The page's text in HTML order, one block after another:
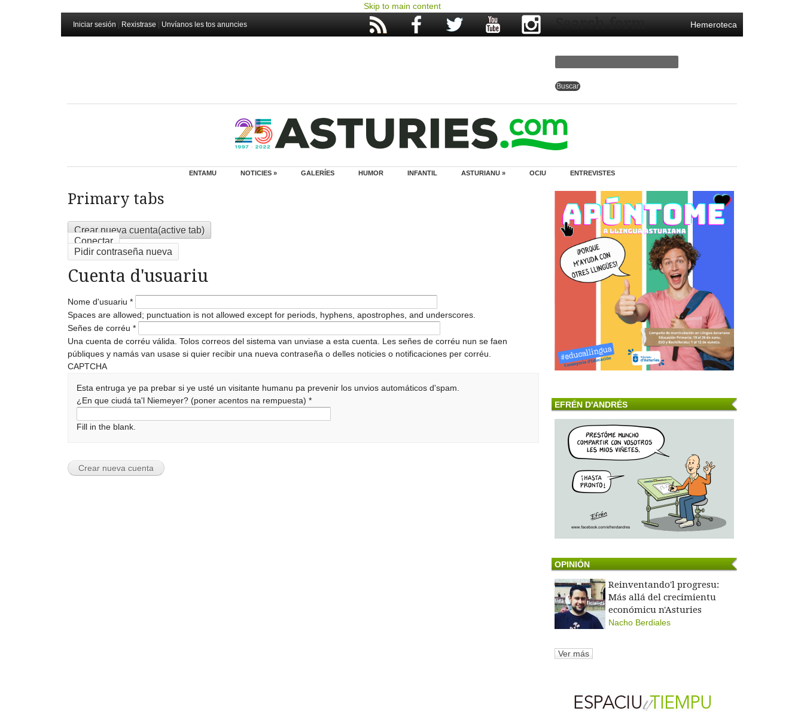
Skip to main content
Iniciar sesión Rexistrase Unvíanos les tos anuncies Hemeroteca
Search form
ENTAMU NOTICIES » GALERÍES HUMOR INFANTIL ASTURIANU » OCIU ENTREVISTES
Primary tabs
Crear nueva cuenta(active tab)
Conectar
Pidir contraseña nueva
Cuenta d'usuariu
Nome d'usuariu *
Spaces are allowed; punctuation is not allowed except for periods, hyphens, apostrophes, and underscores.
Señes de corréu *
Una cuenta de corréu válida. Tolos correos del sistema van unviase a esta cuenta. Les señes de corréu nun se faen
públiques y namás van usase si quier recibir una nueva contraseña o delles noticies o notificaciones per corréu.
CAPTCHA
Esta entruga ye pa prebar si ye usté un visitante humanu pa prevenir los unvios automáticos d'spam.
¿En que ciudá ta'l Niemeyer? (poner acentos na rempuesta)*
Fill in the blank.
EFRÉN D'ANDRÉS
OPINIÓN
Reinventando'l progresu:
Más allá del crecimientu
económicu n'Asturies
Nacho Berdiales
Ver más